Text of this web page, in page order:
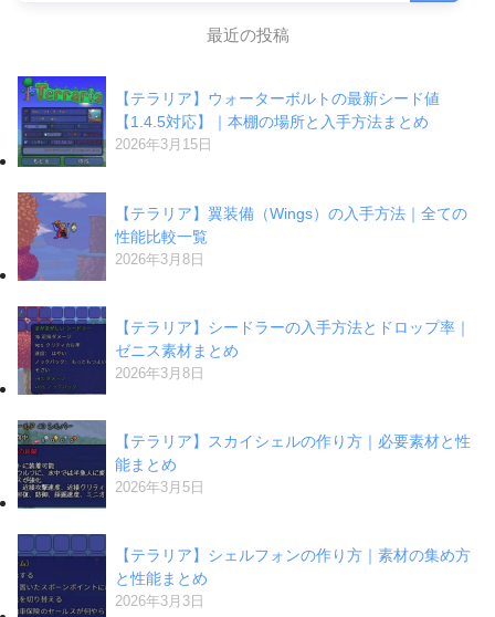
最近の投稿
【テラリア】ウォーターボルトの最新シード値
【1.4.5対応】｜本棚の場所と入手方法まとめ
2026年3月15日
【テラリア】翼装備（Wings）の入手方法｜全ての
性能比較一覧
2026年3月8日
【テラリア】シードラーの入手方法とドロップ率｜
ゼニス素材まとめ
2026年3月8日
【テラリア】スカイシェルの作り方｜必要素材と性
能まとめ
2026年3月5日
【テラリア】シェルフォンの作り方｜素材の集め方
と性能まとめ
2026年3月3日